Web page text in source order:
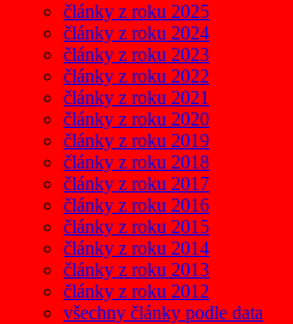
články z roku 2025
články z roku 2024
články z roku 2023
články z roku 2022
články z roku 2021
články z roku 2020
články z roku 2019
články z roku 2018
články z roku 2017
články z roku 2016
články z roku 2015
články z roku 2014
články z roku 2013
články z roku 2012
všechny články podle data